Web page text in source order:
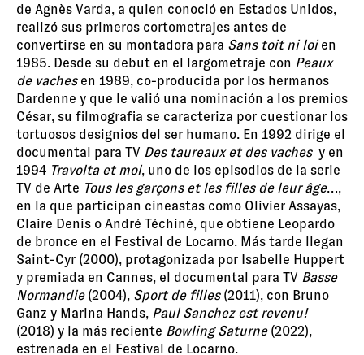
de Agnès Varda, a quien conoció en Estados Unidos,
realizó sus primeros cortometrajes antes de
convertirse en su montadora para Sans toit ni loien
1985. Desde su debut en el largometraje con Peaux
de vachesen 1989, co-producida por los hermanos
Dardenne y que le valió una nominación a los premios
César, su filmografia se caracteriza por cuestionar los
tortuosos designios del ser humano. En 1992 dirige el
documental para TV Des taureaux et des vaches y en
1994 Travolta et moi, uno de los episodios de la serie
TV de Arte Tous les garçons et les filles de leur âge…,
en la que participan cineastas como Olivier Assayas,
Claire Denis o André Téchiné, que obtiene Leopardo
de bronce en el Festival de Locarno. Más tarde llegan
Saint-Cyr (2000), protagonizada por Isabelle Huppert
y premiada en Cannes, el documental para TV Basse
Normandie (2004), Sport de filles(2011), con Bruno
Ganz y Marina Hands, Paul Sanchez est revenu!
(2018) y la más reciente Bowling Saturne (2022),
estrenada en el Festival de Locarno.